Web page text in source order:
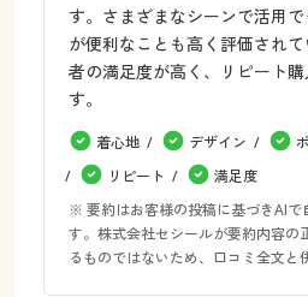
す。さまざまなシーンで活用
が便利なことも高く評価され
者の満足度が高く、リピート
す。
着心地 デザイン
リピート
満足度
※ 要約はお客様の投稿に基づきAIで
す。株式会社セシールが要約内容の
るものではないため、口コミ全文と